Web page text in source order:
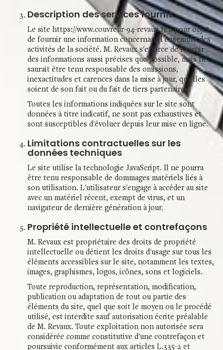
Description des services fournis
Le site https://www.couvreur-94-revaux.fr a pour objet
de fournir une information concernant l'ensemble des
activités de la société. M. Revaux s'efforce de fournir
des informations aussi précises que possible, mais ne
saurait être tenu responsable des omissions,
inexactitudes et carences dans la mise à jour, qu'elles
soient de son fait ou du fait de tiers partenaires.
Toutes les informations indiquées sur le site sont
données à titre indicatif, ne sont pas exhaustives et
sont susceptibles d'évoluer depuis leur mise en ligne.
Limitations contractuelles sur les
données techniques
Le site utilise la technologie JavaScript. Il ne pourra
être tenu responsable de dommages matériels liés à
son utilisation. L'utilisateur s'engage à accéder au site
avec un matériel récent, exempt de virus, et un
navigateur de dernière génération à jour.
Propriété intellectuelle et contrefaçons
M. Revaux est propriétaire des droits de propriété
intellectuelle ou détient les droits d'usage sur tous les
éléments accessibles sur le site, notamment les textes,
images, graphismes, logos, icônes, sons et logiciels.
Toute reproduction, représentation, modification,
publication ou adaptation de tout ou partie des
éléments du site, quel que soit le moyen ou le procédé
utilisé, est interdite sauf autorisation écrite préalable
de M. Revaux. Toute exploitation non autorisée sera
considérée comme constitutive d'une contrefaçon et
poursuivie conformément aux articles L.335-2 et